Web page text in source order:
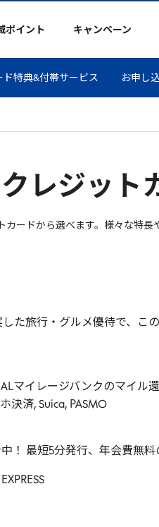
ポイント キャンペーン
ド特典&付帯サービス お申し
クレジット
カードから選べます。様々な特
た旅行・グルメ優待で、こ
マイレージバンクのマイル
決済, Suica, PASMO
！ 最短5分発行、年会費無料